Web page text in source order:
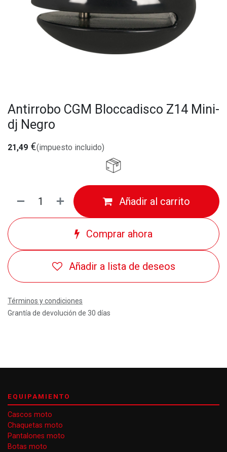
Antirrobo CGM Bloccadisco Z14 Mini-
dj Negro
21,49 €(impuesto incluido)
Añadir al carrito
Comprar ahora
Añadir a lista de deseos
Términos y condiciones
Grantía de devolución de 30 días
EQUIPAMIENTO
Cascos moto
Chaquetas moto
Pantalones moto
Botas moto